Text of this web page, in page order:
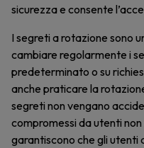
sicurezza e consente
I segreti a rotazione sono
cambiare regolarmente i
predeterminato o su
anche praticare la
segreti non vengano
compromessi da utenti
garantiscono che gli